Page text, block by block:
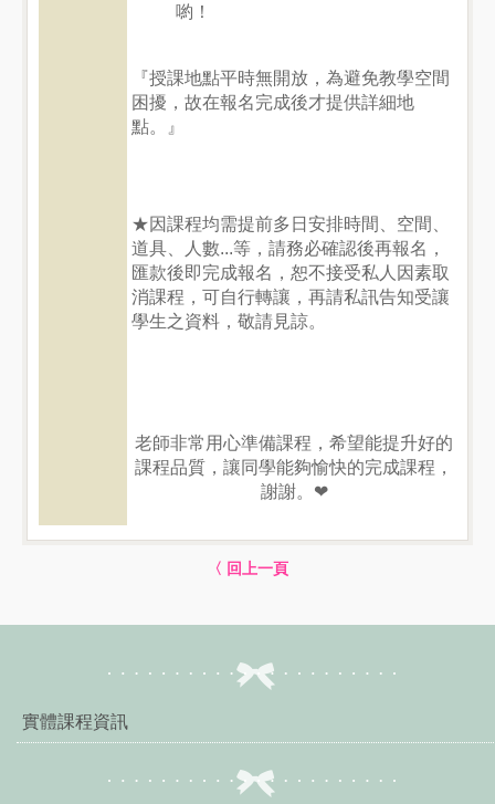
喲！
『授課地點平時無開放，為避免教學空間
困擾，故在報名完成後才提供詳細地
點。』
★因課程均需提前多日安排時間、空間、
道具、人數...等，請務必確認後再報名，
匯款後即完成報名，恕不接受私人因素取
消課程，可自行轉讓，再請私訊告知受讓
學生之資料，敬請見諒。
老師非常用心準備課程，希望能提升好的
課程品質，讓同學能夠愉快的完成課程，
謝謝。❤
〈 回上一頁
實體課程資訊